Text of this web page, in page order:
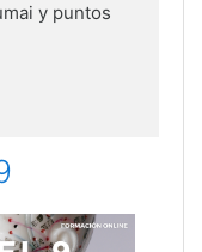
y puntos